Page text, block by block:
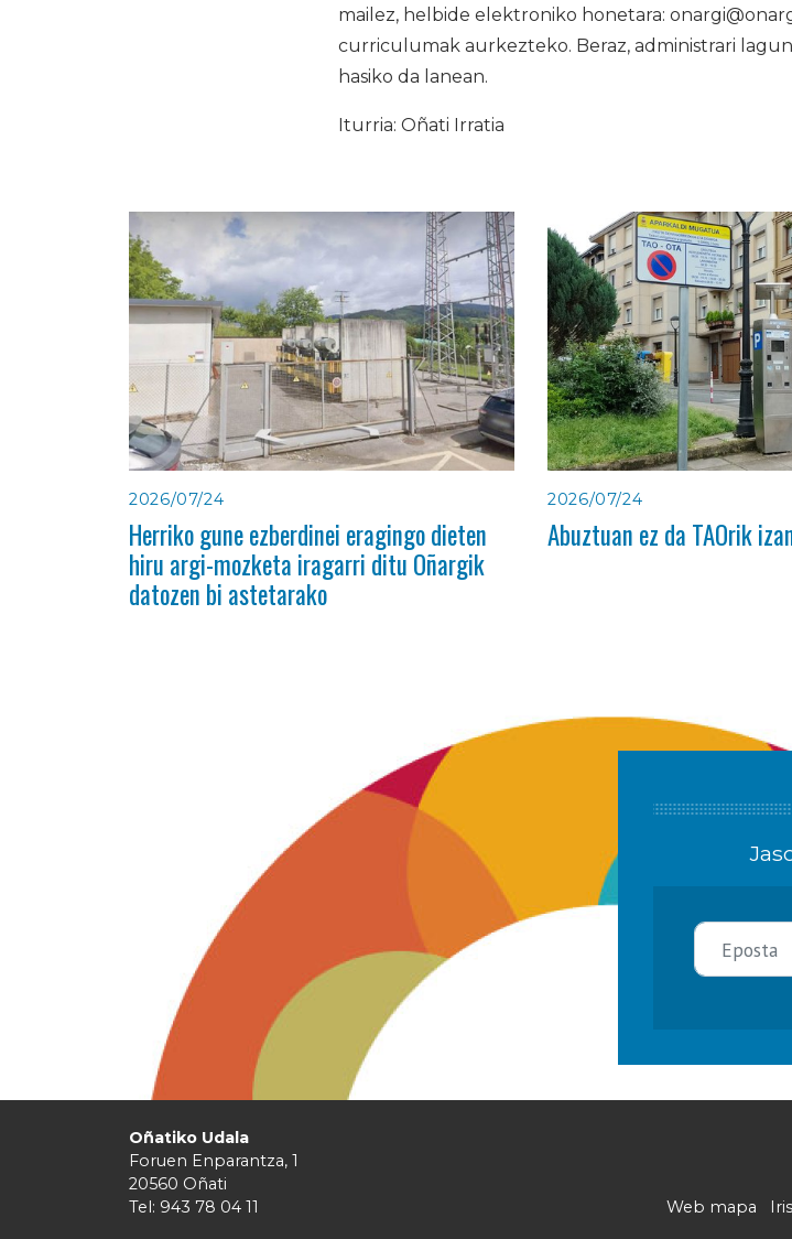
mailez, helbide elektroniko honetara:
curriculumak aurkezteko. Beraz, administrari
hasiko da lanean.
Iturria: Oñati Irratia
2026/07/24
Herriko gune ezberdinei eragingo dieten
hiru argi-mozketa iragarri ditu Oñargik
datozen bi astetarako
2026/07/24
Abuztuan ez da TAOrik
Oñatiko Udala
Foruen Enparantza, 1
20560 Oñati
Tel: 943 78 04 11
Web mapa